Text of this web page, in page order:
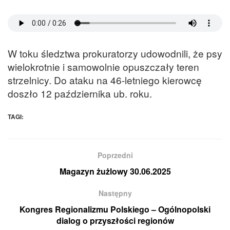
W toku śledztwa prokuratorzy udowodnili, że psy
wielokrotnie i samowolnie opuszczały teren
strzelnicy. Do ataku na 46-letniego kierowcę
doszło 12 października ub. roku.
TAGI:
Poprzedni
Magazyn żużlowy 30.06.2025
Następny
Kongres Regionalizmu Polskiego – Ogólnopolski
dialog o przyszłości regionów